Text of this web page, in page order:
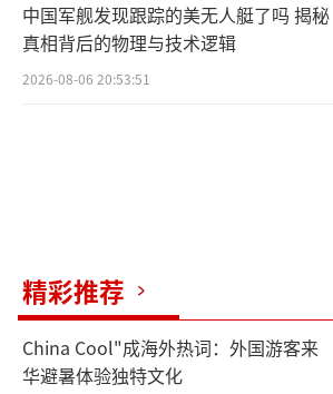
中国军舰发现跟踪的美无人艇了吗 揭秘
真相背后的物理与技术逻辑
2026-08-06 20:53:51
精彩推荐
China Cool"成海外热词：外国游客来
华避暑体验独特文化